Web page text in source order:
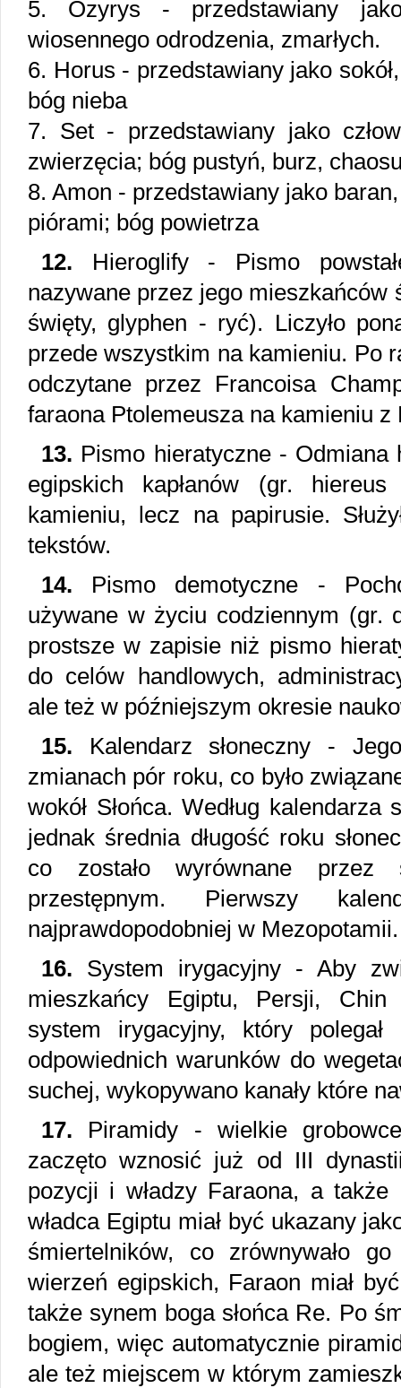
5. Ozyrys - przedstawiany
wiosennego odrodzenia, zmarłych.
6. Horus - przedstawiany jako
bóg nieba
7. Set - przedstawiany jako
zwierzęcia; bóg pustyń, burz,
8. Amon - przedstawiany jako
piórami; bóg powietrza
12. Hieroglify - Pismo
nazywane przez jego
święty, glyphen - ryć). Liczyło
przede wszystkim na kamieniu. Po
odczytane przez Francoisa
faraona Ptolemeusza na kamieniu z
13. Pismo hieratyczne - Odmiana
egipskich kapłanów (gr.
kamieniu, lecz na papirusie.
tekstów.
14. Pismo demotyczne -
używane w życiu codziennym (gr.
prostsze w zapisie niż pismo
do celów handlowych,
ale też w późniejszym okresie
15. Kalendarz słoneczny -
zmianach pór roku, co było
wokół Słońca. Według
jednak średnia długość roku
co zostało wyrównane przez
przestępnym. Pierwszy
najprawdopodobniej w Mezopotamii.
16. System irygacyjny - Aby
mieszkańcy Egiptu, Persji,
system irygacyjny, który
odpowiednich warunków do
suchej, wykopywano kanały które
17. Piramidy - wielkie
zaczęto wznosić już od III
pozycji i władzy Faraona, a
władca Egiptu miał być ukazany
śmiertelników, co zrównywało
wierzeń egipskich, Faraon miał
także synem boga słońca Re. Po
bogiem, więc automatycznie
ale też miejscem w którym